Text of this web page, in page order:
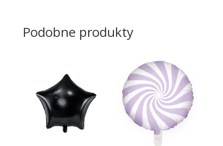
Podobne produkty